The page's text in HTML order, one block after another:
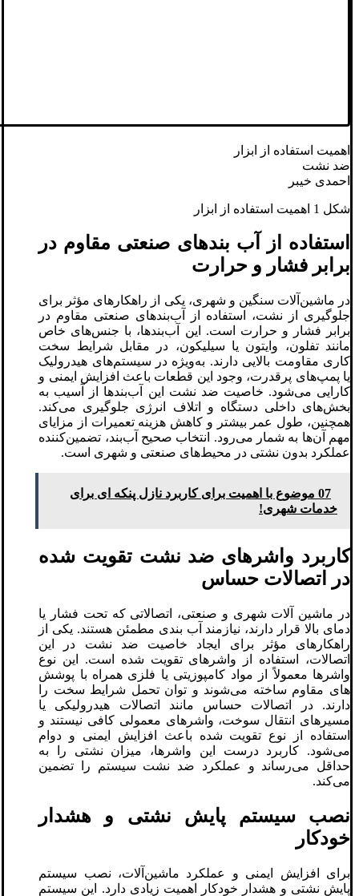
اهمیت استفاده از ابزار
ضد نشت
احمدی خیبر
شکل 1 اهمیت استفاده از ابزار
استفاده از آب ‌بندهای صنعتی مقاوم در
برابر فشار و حرارت
در ماشین‌آلات سنگین و شهری، یکی از راهکارهای مؤثر برای
جلوگیری از نشت، استفاده از آب‌بندهای صنعتی مقاوم در
برابر فشار و حرارت است. این آب‌بندها، با جنس‌های خاص
مانند تفلون، وایتون یا سیلیکون، در مقابل شرایط سخت
کاری مقاومت بالایی دارند. به‌ویژه در سیستم‌های هیدرولیک
یا پمپ‌های پرقدرت، وجود این قطعات باعث افزایش ایمنی و
کارایی می‌شود. خاصیت ضد نشت این آب‌بندها از آسیب به
بخش‌های داخلی دستگاه و اتلاف انرژی جلوگیری می‌کند.
همچنین، طول عمر بیشتر و کاهش هزینه‌ تعمیرات از مزایای
مهم آن‌ها به شمار می‌رود. انتخاب صحیح آب‌بند، تضمین‌کننده
عملکرد بدون نشتی در محیط‌های صنعتی و شهری است.
07 موضوع با اهمیت برای کاربرد نازل پنکه‌ ای برای
خدمات شهری!
کاربرد واشرهای ضد نشت تقویت‌ شده
در اتصالات حساس
در ماشین‌ آلات شهری و صنعتی، اتصالاتی که تحت فشار یا
دمای بالا قرار دارند، نیازمند آب‌ بندی مطمئن هستند. یکی از
راهکارهای مؤثر برای ایجاد خاصیت ضد نشت در این
اتصالات، استفاده از واشرهای تقویت‌ شده است. این نوع
واشرها معمولاً از مواد کامپوزیتی یا فلزی همراه با پوشش‌
های مقاوم ساخته می‌شوند و توان تحمل شرایط سخت را
دارند. در اتصالات حساس مانند اتصالات هیدرولیکی یا
مسیرهای انتقال سوخت، واشرهای معمولی کافی نیستند و
استفاده از نوع تقویت‌ شده باعث افزایش ایمنی و دوام
می‌شود. کاربرد درست این واشرها، میزان نشتی را به
حداقل می‌رساند و عملکرد ضد نشت سیستم را تضمین
می‌کند.
نصب سیستم پایش نشتی و هشدار
خودکار
برای افزایش ایمنی و عملکرد ماشین‌آلات، نصب سیستم
پایش نشتی و هشدار خودکار اهمیت زیادی دارد. این سیستم